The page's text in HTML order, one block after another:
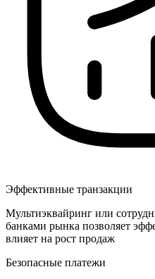
Эффективные транзакции
Мультиэквайринг или
банками рынка позволяет
влияет на рост продаж
Безопасные платежи